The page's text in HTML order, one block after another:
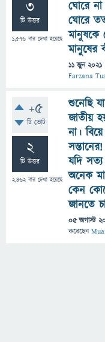
3
টি উত্তর
1,576 বার দেখা হয়েছে
ঘোরে
ঘোরে
মানুষকে
মানুষের
11 জুন 2021
Farzana
+5
টি ভোট
2
টি উত্তর
2,462বার দেখা হয়েছে
শুনেছি
জাতীয়
না।
যদি
অনেক
কেন
জানতে
05 অগাস্ট
করেছেন